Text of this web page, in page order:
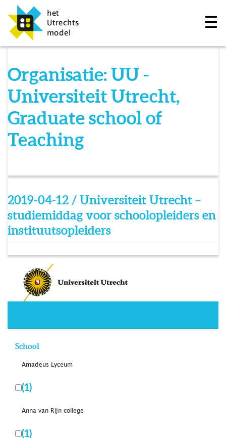
☰
Organisatie:UU -
Universiteit Utrecht,
Graduate school of
Teaching
2019-04-12 / Universiteit Utrecht –
studiemiddag voor schoolopleiders en
instituutsopleiders
School
Amadeus Lyceum
(1)
Anna van Rijn college
(1)